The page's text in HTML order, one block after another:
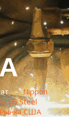
–Nippon
US Steel
США